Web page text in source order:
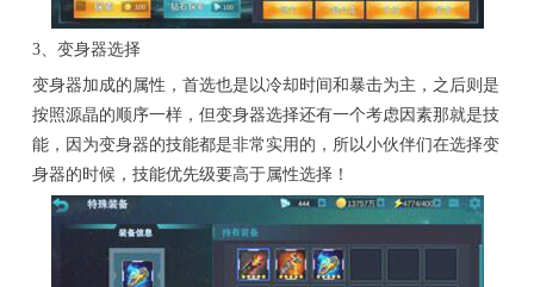
3、变身器选择
变身器加成的属性，首选也是以冷却时间和暴击为主，之后则是
按照源晶的顺序一样，但变身器选择还有一个考虑因素那就是技
能，因为变身器的技能都是非常实用的，所以小伙伴们在选择变
身器的时候，技能优先级要高于属性选择！